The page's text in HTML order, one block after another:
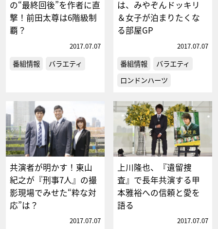
の“最終回後”を作者に直
撃！前田太尊は6階級制
覇？
2017.07.07
番組情報 バラエティ
は、みやぞんドッキリ
＆女子が泊まりたくな
る部屋GP
2017.07.07
番組情報
バラエティ
ロンドンハーツ
共演者が明かす！東山
紀之が『刑事7人』の撮
影現場でみせた“粋な対
応”は？
2017.07.07
上川隆也、『遺留捜
査』で長年共演する甲
本雅裕への信頼と愛を
語る
2017.07.07